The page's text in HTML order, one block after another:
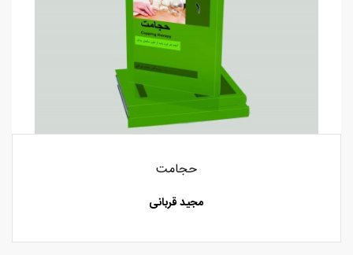
حجامت
مجید قربانی